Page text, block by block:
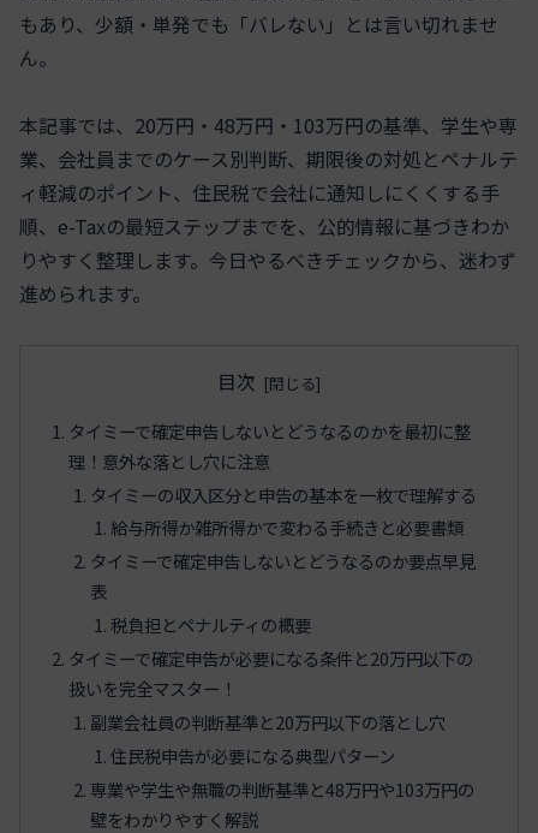
もあり、少額・単発でも「バレない」とは言い切れませ
ん。
本記事では、20万円・48万円・103万円の基準、学生や専
業、会社員までのケース別判断、期限後の対処とペナルテ
ィ軽減のポイント、住民税で会社に通知しにくくする手
順、e-Taxの最短ステップまでを、公的情報に基づきわか
りやすく整理します。今日やるべきチェックから、迷わず
進められます。
目次
タイミーで確定申告しないとどうなるのかを最初に整
理！意外な落とし穴に注意
タイミーの収入区分と申告の基本を一枚で理解する
給与所得か雑所得かで変わる手続きと必要書類
タイミーで確定申告しないとどうなるのか要点早見
表
税負担とペナルティの概要
タイミーで確定申告が必要になる条件と20万円以下の
扱いを完全マスター！
副業会社員の判断基準と20万円以下の落とし穴
住民税申告が必要になる典型パターン
専業や学生や無職の判断基準と48万円や103万円の
壁をわかりやすく解説